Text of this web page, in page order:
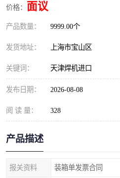
价格： 面议
产品数量： 9999.00个
发货地址： 上海市宝山区
关键词： 天津焊机进口
发布日期： 2026-08-08
阅 读 量： 328
产品描述
报关资料 装箱单发票合同